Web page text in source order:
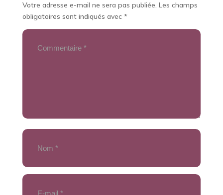
Votre adresse e-mail ne sera pas publiée. Les champs
obligatoires sont indiqués avec *